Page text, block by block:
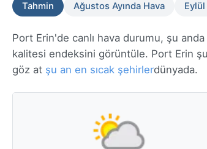
Tahmin Ağustos Ayında Hava Eylül
Port Erin'de canlı hava durumu, şu
kalitesi endeksini görüntüle. Port Erin
göz at şu an en sıcak şehirlerdünyada.